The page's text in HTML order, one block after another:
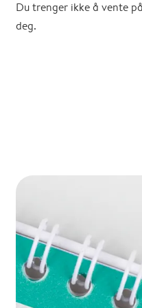
Du trenger ikke å vente
deg.